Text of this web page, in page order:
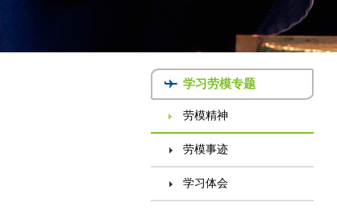
学习劳模专题
劳模精神
劳模事迹
学习体会